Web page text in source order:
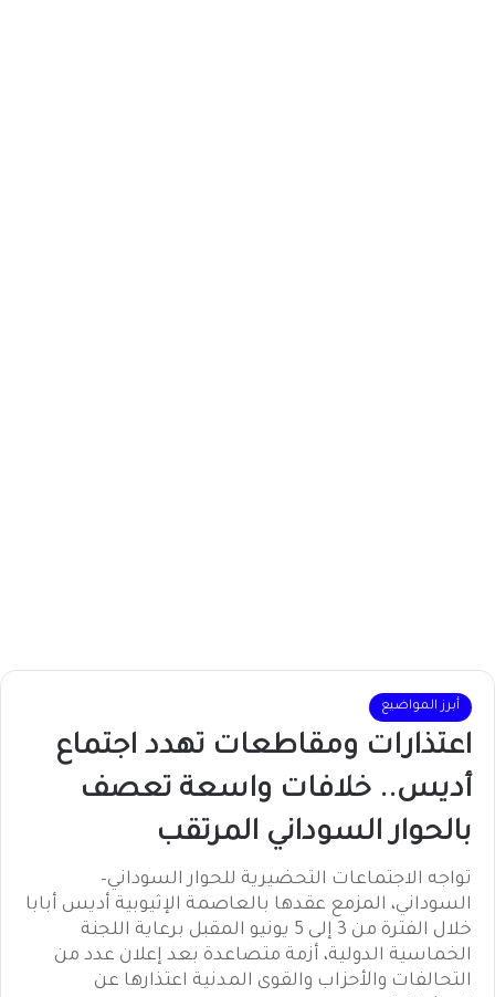
أبرز المواضيع
اعتذارات ومقاطعات تهدد اجتماع
أديس.. خلافات واسعة تعصف
بالحوار السوداني المرتقب
تواجه الاجتماعات التحضيرية للحوار السوداني–
السوداني، المزمع عقدها بالعاصمة الإثيوبية أديس أبابا
خلال الفترة من 3 إلى 5 يونيو المقبل برعاية اللجنة
الخماسية الدولية، أزمة متصاعدة بعد إعلان عدد من
التحالفات والأحزاب والقوى المدنية اعتذارها عن